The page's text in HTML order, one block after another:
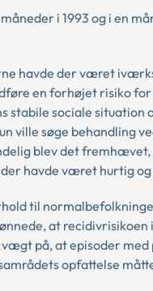
i 1993 og i en
havde der været
en forhøjet risiko
stabile sociale
ville søge behandling
blev det
havde været hurtig
til
at
på, at episoder
opfattelse